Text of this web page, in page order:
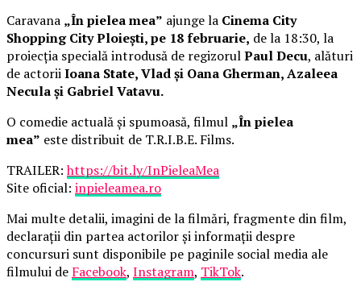
Caravana „În pielea mea” ajunge la Cinema City
Shopping City Ploiești, pe 18 februarie, de la 18:30, la
proiecția specială introdusă de regizorulPaul Decu, alături
de actoriiIoana State, Vlad și Oana Gherman, Azaleea
Necula și Gabriel Vatavu.
O comedie actuală și spumoasă, filmul „În pielea
mea” este distribuit de T.R.I.B.E. Films.
TRAILER:https://bit.ly/InPieleaMea
Site oficial: inpieleamea.ro
Mai multe detalii, imagini de la filmări, fragmente din film,
declarații din partea actorilor și informații despre
concursuri sunt disponibile pe paginile social media ale
filmului de Facebook, Instagram, TikTok.